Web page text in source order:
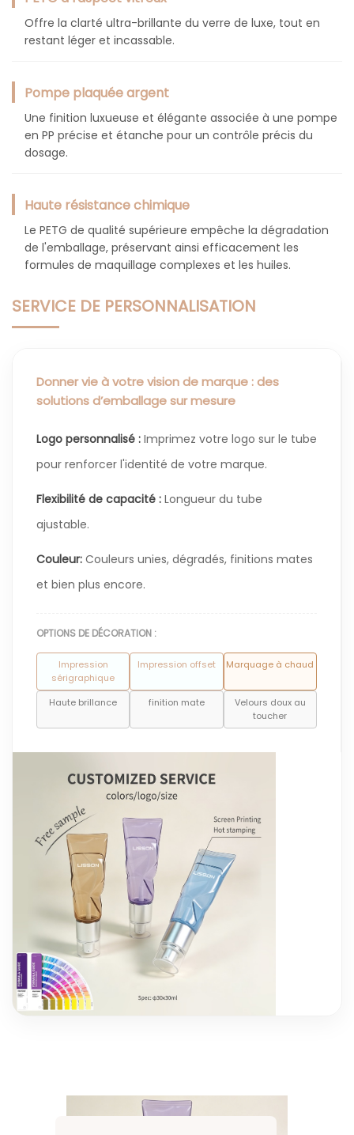
Offre la clarté ultra-brillante du verre de luxe, tout en
restant léger et incassable.
Pompe plaquée argent
Une finition luxueuse et élégante associée à une pompe
en PP précise et étanche pour un contrôle précis du
dosage.
Haute résistance chimique
Le PETG de qualité supérieure empêche la dégradation
de l'emballage, préservant ainsi efficacement les
formules de maquillage complexes et les huiles.
SERVICE DE PERSONNALISATION
Donner vie à votre vision de marque : des
solutions d’emballage sur mesure
Logo personnalisé : Imprimez votre logo sur le tube
pour renforcer l'identité de votre marque.
Flexibilité de capacité : Longueur du tube
ajustable.
Couleur: Couleurs unies, dégradés, finitions mates
et bien plus encore.
OPTIONS DE DÉCORATION :
Impression
sérigraphique
Impression offset Marquage à chaud
Haute brillance finition mate
Velours doux au
toucher